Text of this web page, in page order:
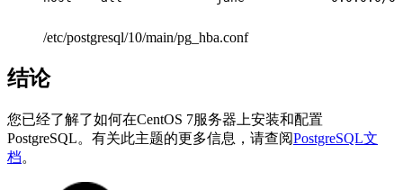
/etc/postgresql/10/main/pg_hba.conf
结论
您已经了解了如何在CentOS 7服务器上安装和配置
PostgreSQL。有关此主题的更多信息，请查阅PostgreSQL文
档。